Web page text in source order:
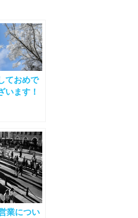
ておめで
います！
業につい